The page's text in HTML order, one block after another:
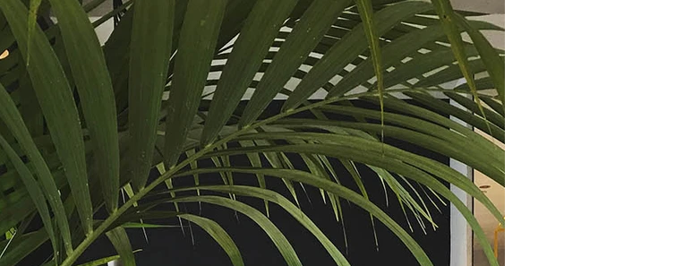
cristina zanni